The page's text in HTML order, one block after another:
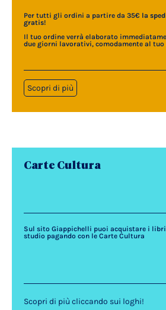
Per tutti gli ordini a partire da 35€ la
gratis!
Il tuo ordine verrà elaborato
due giorni lavorativi, comodamente al
Scopri di più
Carte Cultura
Sul sito Giappichelli puoi acquistare i
studio pagando con le Carte Cultura
Scopri di più cliccando sui loghi!